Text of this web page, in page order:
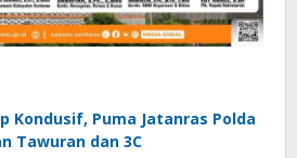
Kondusif, Puma Jatanras Polda
Tawuran dan 3C